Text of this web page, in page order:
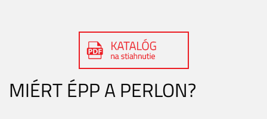
MIÉRT ÉPP A PERLON?